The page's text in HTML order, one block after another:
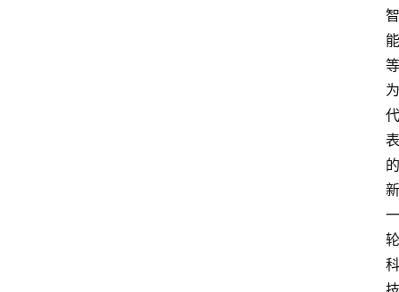
智
能
等
为
代
表
的
新
一
轮
科